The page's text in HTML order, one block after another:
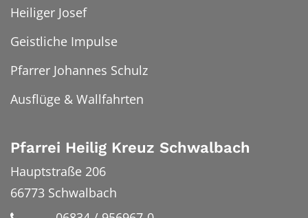
Heiliger Josef
Geistliche Impulse
Pfarrer Johannes Schulz
Ausflüge & Wallfahrten
Pfarrei Heilig Kreuz Schwalbach
Hauptstraße 206
66773 Schwalbach